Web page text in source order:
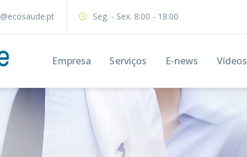
Seg. - Sex. 8:00 - 18:00
Empresa Serviços E-news Vídeos